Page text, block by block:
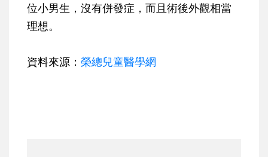
位小男生，沒有併發症，而且術後外觀相當
理想。
資料來源： 榮總兒童醫學網